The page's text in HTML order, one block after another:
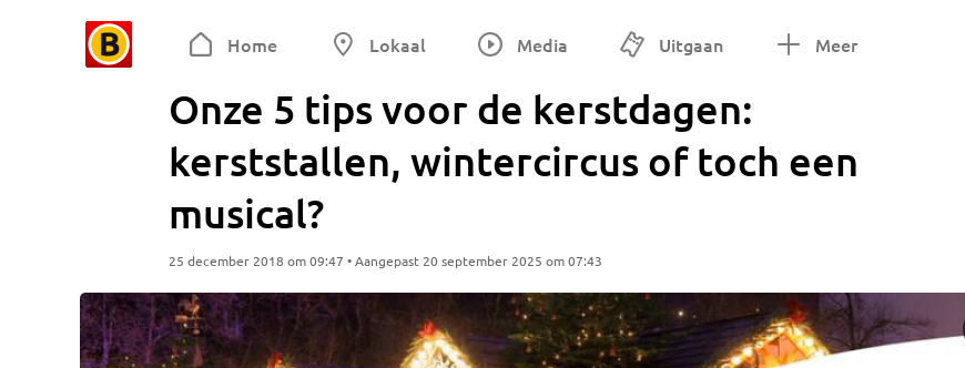
Home Lokaal Media Uitgaan Meer
Onze 5 tips voor de kerstdagen:
kerststallen, wintercircus of toch een
musical?
25 december 2018 om 09:47 • Aangepast 20 september 2025 om 07:43